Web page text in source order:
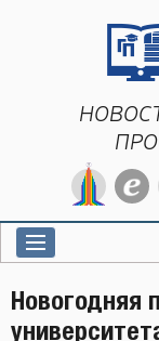
Новогодняя